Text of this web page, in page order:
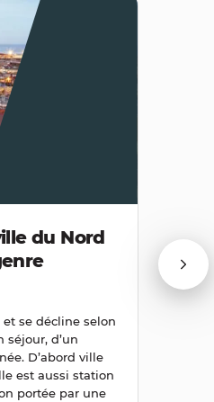
du Nord
se décline selon
séjour, d’un
D’abord ville
est aussi station
portée par une